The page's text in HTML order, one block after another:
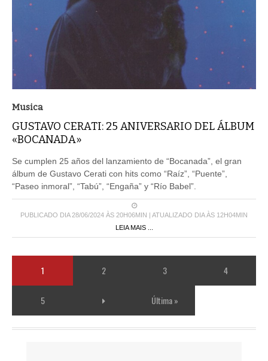
Musica
GUSTAVO CERATI: 25 ANIVERSARIO DEL ÁLBUM
«BOCANADA»
Se cumplen 25 años del lanzamiento de “Bocanada”, el gran
álbum de Gustavo Cerati con hits como “Raíz”, “Puente”,
“Paseo inmoral”, “Tabú”, “Engaña” y “Río Babel”.
PUBLICADO DIA 28/06/2024 ÀS 20H06MIN | ATUALIZADO DIA ÀS 12H04MIN
LEIA MAIS ...
1 2 3 4
5 Última »